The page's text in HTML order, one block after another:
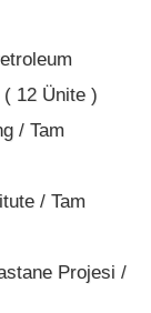
12 Ünite )
/ Tam
/ Tam
Projesi /